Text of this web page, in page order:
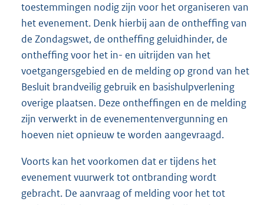
toestemmingen nodig zijn voor het organiseren van
het evenement. Denk hierbij aan de ontheffing van
de Zondagswet, de ontheffing geluidhinder, de
ontheffing voor het in- en uitrijden van het
voetgangersgebied en de melding op grond van het
Besluit brandveilig gebruik en basishulpverlening
overige plaatsen. Deze ontheffingen en de melding
zijn verwerkt in de evenementenvergunning en
hoeven niet opnieuw te worden aangevraagd.
Voorts kan het voorkomen dat er tijdens het
evenement vuurwerk tot ontbranding wordt
gebracht. De aanvraag of melding voor het tot